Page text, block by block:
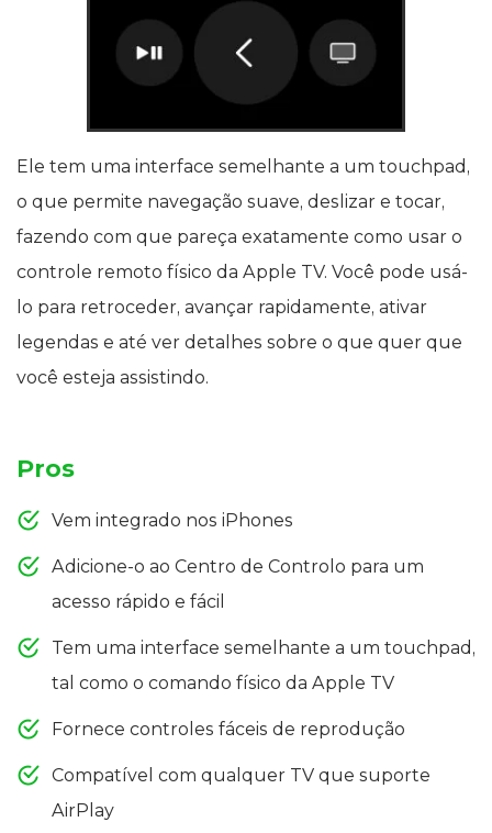
Ele tem uma interface semelhante a um touchpad,
o que permite navegação suave, deslizar e tocar,
fazendo com que pareça exatamente como usar o
controle remoto físico da Apple TV. Você pode usá-
lo para retroceder, avançar rapidamente, ativar
legendas e até ver detalhes sobre o que quer que
você esteja assistindo.
Pros
Vem integrado nos iPhones
Adicione-o ao Centro de Controlo para um
acesso rápido e fácil
Tem uma interface semelhante a um touchpad,
tal como o comando físico da Apple TV
Fornece controles fáceis de reprodução
Compatível com qualquer TV que suporte
AirPlay